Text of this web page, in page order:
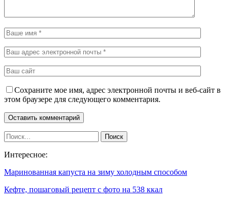
Сохраните мое имя, адрес электронной почты и веб-сайт в
этом браузере для следующего комментария.
Интересное:
Маринованная капуста на зиму холодным способом
Кефте, пошаговый рецепт с фото на 538 ккал